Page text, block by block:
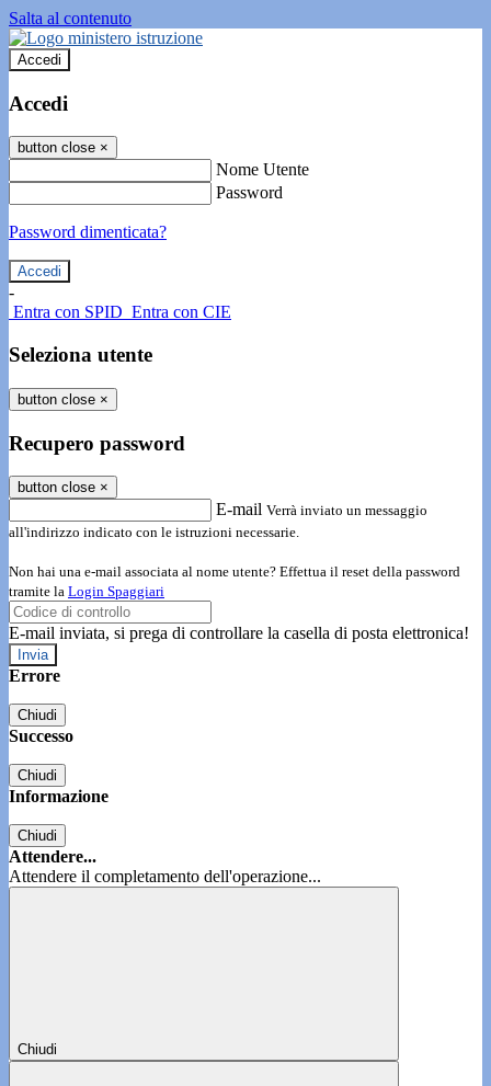
Salta al contenuto
Accedi
Accedi
button close ×
Nome Utente
Password
Password dimenticata?
-
Entra con SPID Entra con CIE
Seleziona utente
button close ×
Recupero password
button close ×
E-mail Verrà inviato un messaggio
all'indirizzo indicato con le istruzioni necessarie.
Non hai una e-mail associata al nome utente? Effettua il reset della password
tramite la Login Spaggiari
E-mail inviata, si prega di controllare la casella di posta elettronica!
Errore
Chiudi
Successo
Chiudi
Informazione
Chiudi
Attendere...
Attendere il completamento dell'operazione...
Chiudi